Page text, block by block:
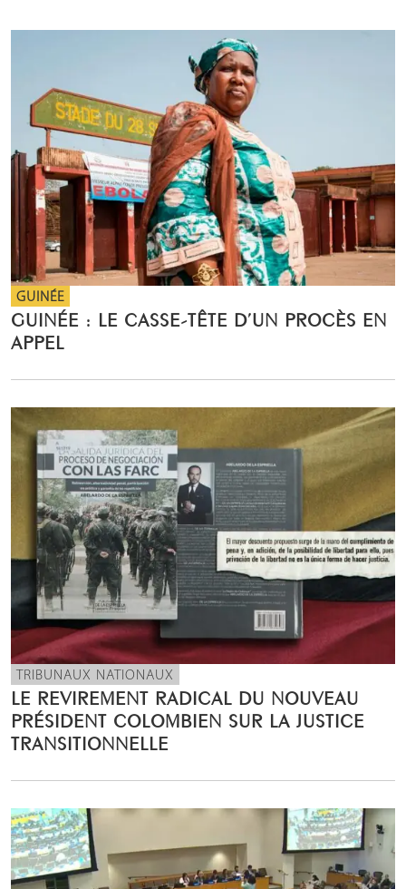
GUINÉE
GUINÉE : LE CASSE-TÊTE D’UN PROCÈS EN
APPEL
TRIBUNAUX NATIONAUX
LE REVIREMENT RADICAL DU NOUVEAU
PRÉSIDENT COLOMBIEN SUR LA JUSTICE
TRANSITIONNELLE